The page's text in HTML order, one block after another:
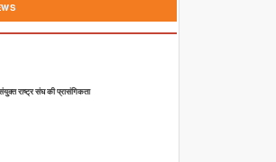
राष्ट्र संघ की प्रासंगिकता